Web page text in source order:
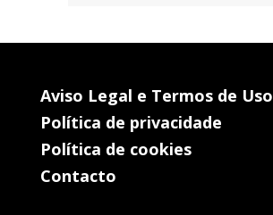
Aviso Legal e Termos de Uso
Política de privacidade
Política de cookies
Contacto